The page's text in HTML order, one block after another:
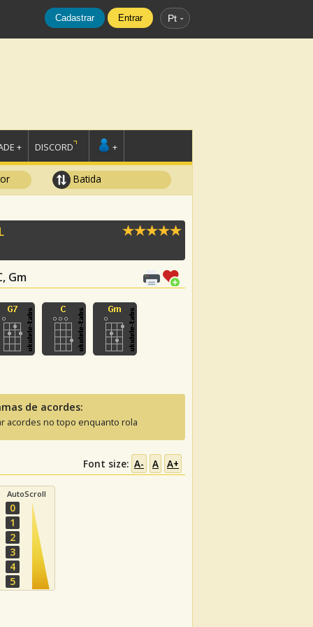
Cadastrar Entrar Pt
+ DISCORD +
Batida
Gm
de acordes:
acordes no topo enquanto rola
Font size: A- A A+
AutoScroll
0
1
2
3
4
5